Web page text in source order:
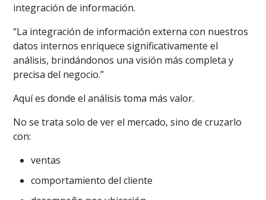
integración de información.
“La integración de información externa con nuestros
datos internos enriquece significativamente el
análisis, brindándonos una visión más completa y
precisa del negocio.”
Aquí es donde el análisis toma más valor.
No se trata solo de ver el mercado, sino de cruzarlo
con:
ventas
comportamiento del cliente